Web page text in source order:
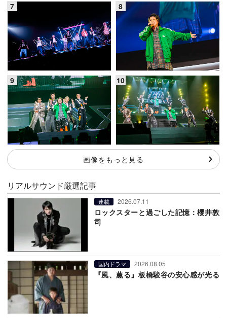
画像をもっと見る
リアルサウンド厳選記事
連載 2026.07.11
ロックスターと過ごした記憶：櫻井敦
司
国内ドラマ 2026.08.05
『風、薫る』板橋駿谷の安心感が光る